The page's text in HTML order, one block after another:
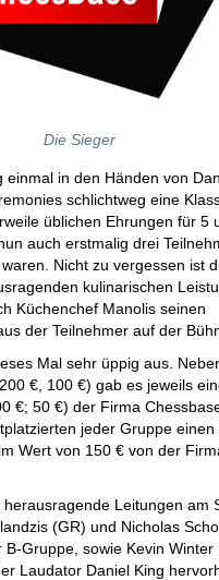
Die Sieger
einmal in den Händen von
schlichtweg eine
üblichen Ehrungen für 5
auch erstmalig drei
Nicht zu vergessen ist
kulinarischen
Küchenchef Manolis seinen
der Teilnehmer auf der
Mal sehr üppig aus.
€, 100 €) gab es jeweils
€; 50 €) der Firma
jeder Gruppe einen
Wert von 150 € von der
Leitungen am
(GR) und Nicholas
B-Gruppe, sowie Kevin Winter
Laudator Daniel King